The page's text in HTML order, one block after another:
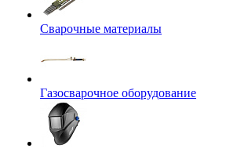
Сварочные материалы
Газосварочное оборудование